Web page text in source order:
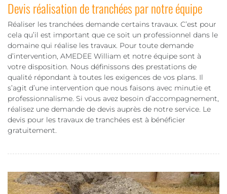
Devis réalisation de tranchées par notre équipe
Réaliser les tranchées demande certains travaux. C’est pour
cela qu’il est important que ce soit un professionnel dans le
domaine qui réalise les travaux. Pour toute demande
d’intervention, AMEDEE William et notre équipe sont à
votre disposition. Nous définissons des prestations de
qualité répondant à toutes les exigences de vos plans. Il
s’agit d’une intervention que nous faisons avec minutie et
professionnalisme. Si vous avez besoin d’accompagnement,
réalisez une demande de devis auprès de notre service. Le
devis pour les travaux de tranchées est à bénéficier
gratuitement.